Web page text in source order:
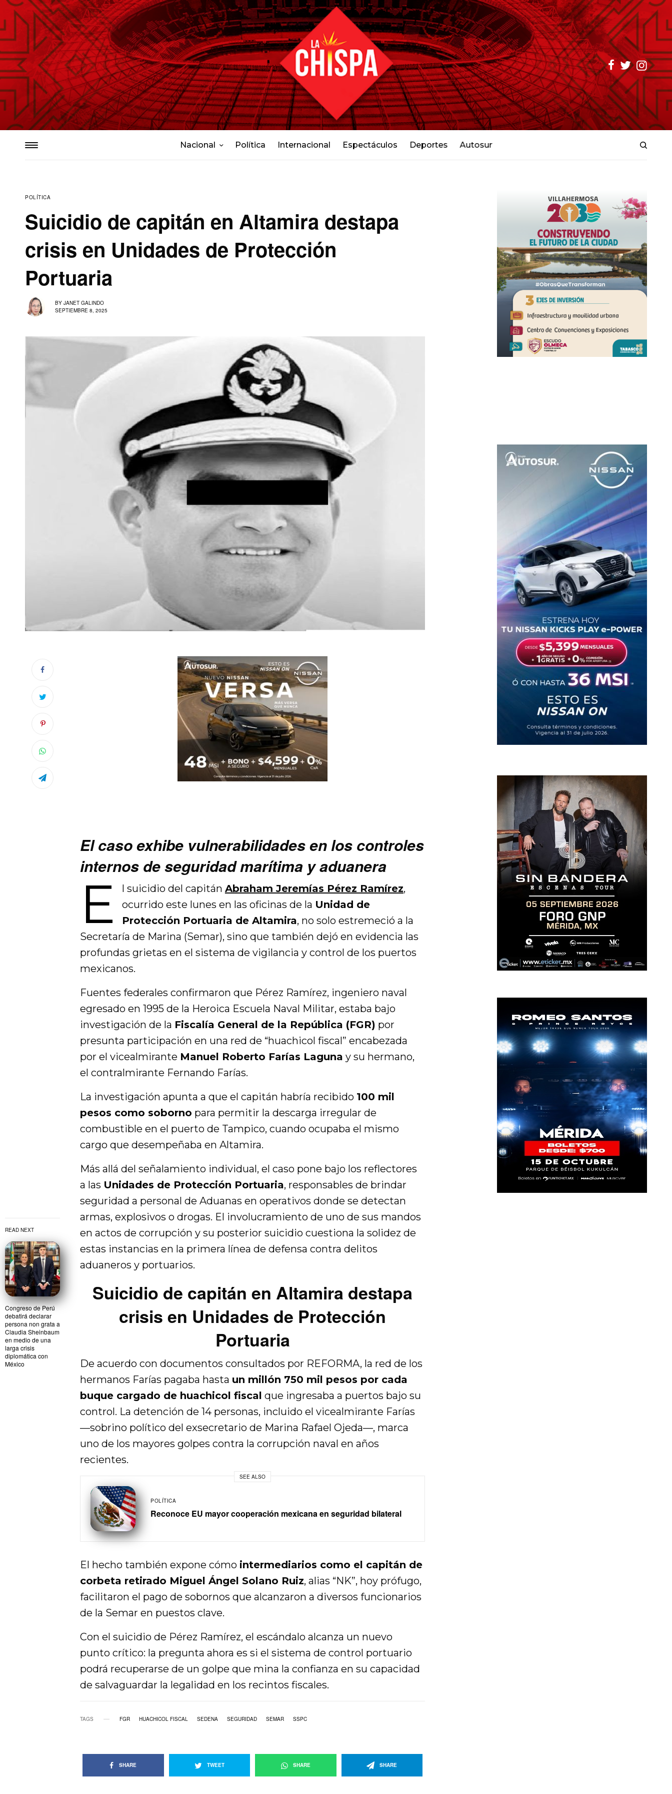
Nacional Política Internacional Espectáculos Deportes Autosur
POLÍTICA
Suicidio de capitán en Altamira destapa
crisis en Unidades de Protección
Portuaria
BY JANET GALINDO
SEPTIEMBRE 8, 2025
READ NEXT
Congreso de Perú
debatirá declarar
persona non grata a
Claudia Sheinbaum
en medio de una
larga crisis
diplomática con
México
El caso exhibe vulnerabilidades en los controles
internos de seguridad marítima y aduanera
E l suicidio del capitán Abraham Jeremías Pérez Ramírez,
ocurrido este lunes en las oficinas de la Unidad de
Protección Portuaria de Altamira, no solo estremeció a la
Secretaría de Marina (Semar), sino que también dejó en evidencia las
profundas grietas en el sistema de vigilancia y control de los puertos
mexicanos.
Fuentes federales confirmaron que Pérez Ramírez, ingeniero naval
egresado en 1995 de la Heroica Escuela Naval Militar, estaba bajo
investigación de la Fiscalía General de la República (FGR) por
presunta participación en una red de “huachicol fiscal” encabezada
por el vicealmirante Manuel Roberto Farías Laguna y su hermano,
el contralmirante Fernando Farías.
La investigación apunta a que el capitán habría recibido 100 mil
pesos como soborno para permitir la descarga irregular de
combustible en el puerto de Tampico, cuando ocupaba el mismo
cargo que desempeñaba en Altamira.
Más allá del señalamiento individual, el caso pone bajo los reflectores
a las Unidades de Protección Portuaria, responsables de brindar
seguridad a personal de Aduanas en operativos donde se detectan
armas, explosivos o drogas. El involucramiento de uno de sus mandos
en actos de corrupción y su posterior suicidio cuestiona la solidez de
estas instancias en la primera línea de defensa contra delitos
aduaneros y portuarios.
Suicidio de capitán en Altamira destapa
crisis en Unidades de Protección
Portuaria
De acuerdo con documentos consultados por REFORMA, la red de los
hermanos Farías pagaba hasta un millón 750 mil pesos por cada
buque cargado de huachicol fiscal que ingresaba a puertos bajo su
control. La detención de 14 personas, incluido el vicealmirante Farías
—sobrino político del exsecretario de Marina Rafael Ojeda—, marca
uno de los mayores golpes contra la corrupción naval en años
recientes.
SEE ALSO
POLÍTICA
Reconoce EU mayor cooperación mexicana en seguridad bilateral
El hecho también expone cómo intermediarios como el capitán de
corbeta retirado Miguel Ángel Solano Ruiz, alias “NK”, hoy prófugo,
facilitaron el pago de sobornos que alcanzaron a diversos funcionarios
de la Semar en puestos clave.
Con el suicidio de Pérez Ramírez, el escándalo alcanza un nuevo
punto crítico: la pregunta ahora es si el sistema de control portuario
podrá recuperarse de un golpe que mina la confianza en su capacidad
de salvaguardar la legalidad en los recintos fiscales.
TAGS FGR HUACHICOL FISCAL SEDENA SEGURIDAD SEMAR SSPC
SHARE TWEET SHARE SHARE